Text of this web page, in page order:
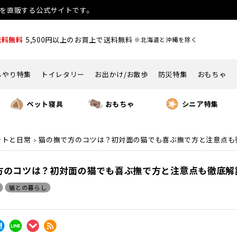
販する公式サイトです。
無料 5,500円以上のお買上で送料無料 ※北海道と沖縄を除く
り特集 トイレタリー お出かけ/お散歩 防災特集 おもちゃ
ペット寝具 おもちゃ シニア特集
と日常 猫の撫で方のコツは？初対面の猫でも喜ぶ撫で方と注意点も
コツは？初対面の猫でも喜ぶ撫で方と注意点も徹底解
猫との暮らし